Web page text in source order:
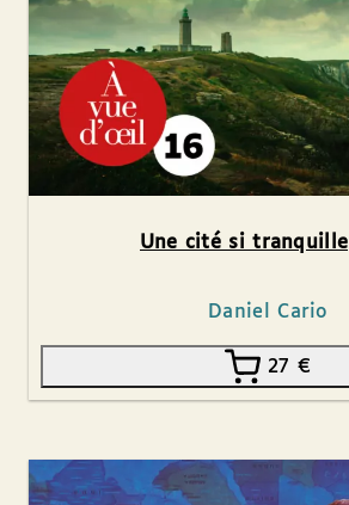
Une cité si tranquille
Daniel Cario
27 €